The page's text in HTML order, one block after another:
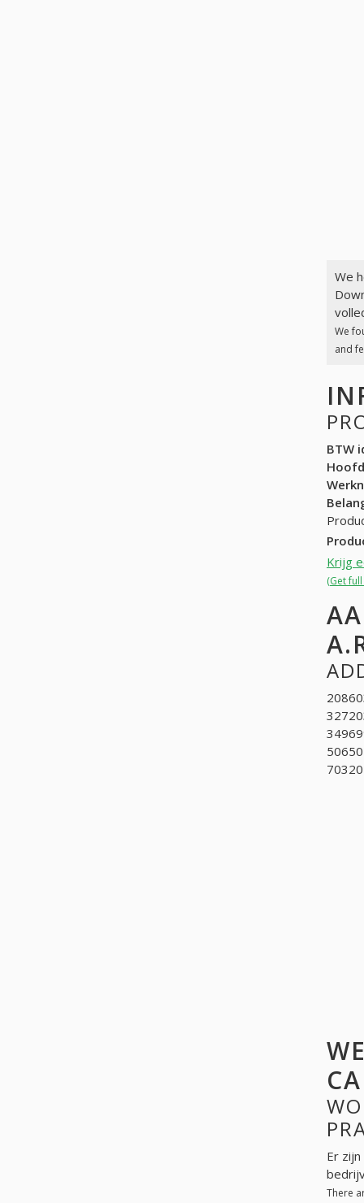
We
We
and
BTW
Krijg
(Get
Er
There